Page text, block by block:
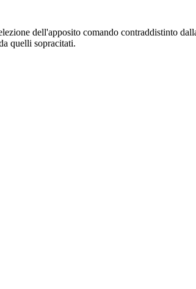
dell'apposito comando contraddistinto
quelli sopracitati.